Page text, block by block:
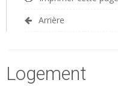
Arrière
Logement